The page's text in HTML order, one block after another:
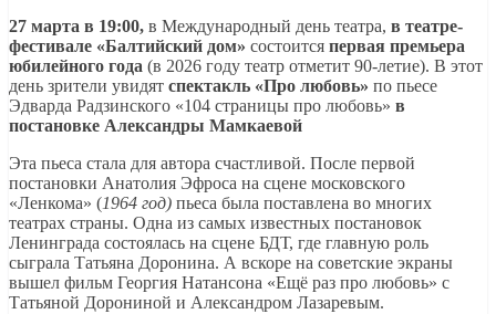
27 марта в 19:00, в Международный день театра, в театре-
фестивале «Балтийский дом» состоится первая премьера
юбилейного года (в 2026 году театр отметит 90-летие). В этот
день зрители увидят спектакль «Про любовь» по пьесе
Эдварда Радзинского «104 страницы про любовь» в
постановке Александры Мамкаевой
Эта пьеса стала для автора счастливой. После первой
постановки Анатолия Эфроса на сцене московского
«Ленкома» (1964 год) пьеса была поставлена во многих
театрах страны. Одна из самых известных постановок
Ленинграда состоялась на сцене БДТ, где главную роль
сыграла Татьяна Доронина. А вскоре на советские экраны
вышел фильм Георгия Натансона «Ещё раз про любовь» с
Татьяной Дорониной и Александром Лазаревым.